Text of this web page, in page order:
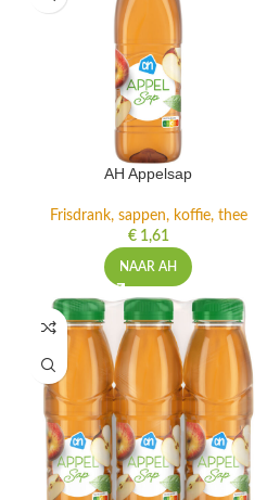
AH Appelsap
Frisdrank, sappen, koffie, thee
€1,61
NAAR AH